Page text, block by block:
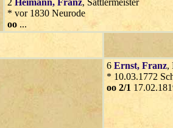
2 Heimann, Franz, Sattlermeister
* vor 1830 Neurode
oo ...
6 Ernst, Franz,
* 10.03.1772
oo 2/1